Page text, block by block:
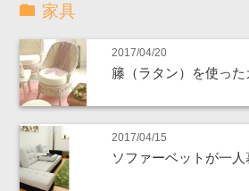
家具
2017/04/20
籐（ラタン）を使っ
2017/04/15
ソファーベットが一